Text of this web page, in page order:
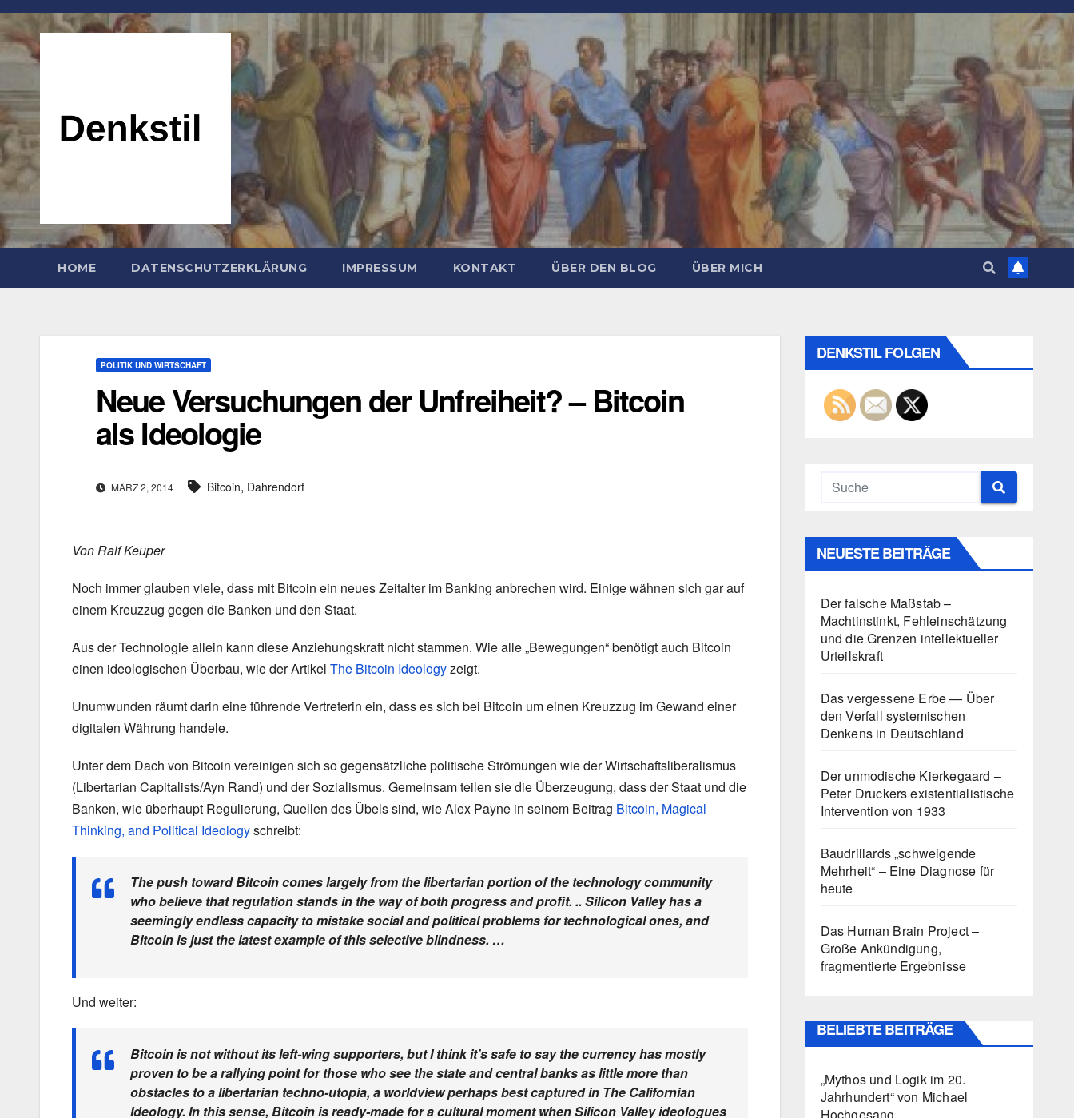
Zum
Inhalt
springen
HOME DATENSCHUTZERKLÄRUNG IMPRESSUM KONTAKT ÜBER DEN BLOG ÜBER MICH
POLITIK UND WIRTSCHAFT
Neue Versuchungen der Unfreiheit? – Bitcoin
als Ideologie
MÄRZ 2, 2014 Bitcoin, Dahrendorf
Von Ralf Keuper
Noch immer glauben viele, dass mit Bitcoin ein neues Zeitalter im Banking anbrechen wird. Einige wähnen sich gar auf
einem Kreuzzug gegen die Banken und den Staat.
Aus der Technologie allein kann diese Anziehungskraft nicht stammen. Wie alle „Bewegungen“ benötigt auch Bitcoin
einen ideologischen Überbau, wie der Artikel The Bitcoin Ideologyzeigt.
Unumwunden räumt darin eine führende Vertreterin ein, dass es sich bei Bitcoin um einen Kreuzzug im Gewand einer
digitalen Währung handele.
Unter dem Dach von Bitcoin vereinigen sich so gegensätzliche politische Strömungen wie der Wirtschaftsliberalismus
(Libertarian Capitalists/Ayn Rand) und der Sozialismus. Gemeinsam teilen sie die Überzeugung, dass der Staat und die
Banken, wie überhaupt Regulierung, Quellen des Übels sind, wie Alex Payne in seinem Beitrag Bitcoin, Magical
Thinking, and Political Ideologyschreibt:
The push toward Bitcoin comes largely from the libertarian portion of the technology community
who believe that regulation stands in the way of both progress and profit. .. Silicon Valley has a
seemingly endless capacity to mistake social and political problems for technological ones, and
Bitcoin is just the latest example of this selective blindness. …
Und weiter:
Bitcoin is not without its left-wing supporters, but I think it’s safe to say the currency has mostly
proven to be a rallying point for those who see the state and central banks as little more than
obstacles to a libertarian techno-utopia, a worldview perhaps best captured in The Californian
Ideology. In this sense, Bitcoin is ready-made for a cultural moment when Silicon Valley ideologues
DENKSTIL FOLGEN
NEUESTE BEITRÄGE
Der falsche Maßstab –
Machtinstinkt, Fehleinschätzung
und die Grenzen intellektueller
Urteilskraft
Das vergessene Erbe — Über
den Verfall systemischen
Denkens in Deutschland
Der unmodische Kierkegaard –
Peter Druckers existentialistische
Intervention von 1933
Baudrillards „schweigende
Mehrheit“ – Eine Diagnose für
heute
Das Human Brain Project –
Große Ankündigung,
fragmentierte Ergebnisse
BELIEBTE BEITRÄGE
„Mythos und Logik im 20.
Jahrhundert“ von Michael
Hochgesang